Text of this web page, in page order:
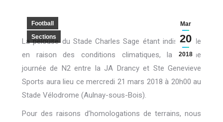
Mar
20
2018
Football
Sections
La pelouse du Stade Charles Sage étant indisponible
en raison des conditions climatiques, la 21ème
journée de N2 entre la JA Drancy et Ste Genevieve
Sports aura lieu ce mercredi 21 mars 2018 à 20h00 au
Stade Vélodrome (Aulnay-sous-Bois).
Pour des raisons d’homologations de terrains, nous